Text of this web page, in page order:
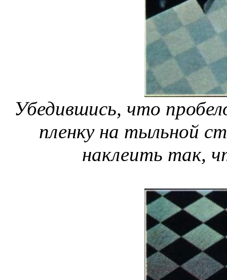
Убедившись, что
пленку на тыльной
наклеить так,